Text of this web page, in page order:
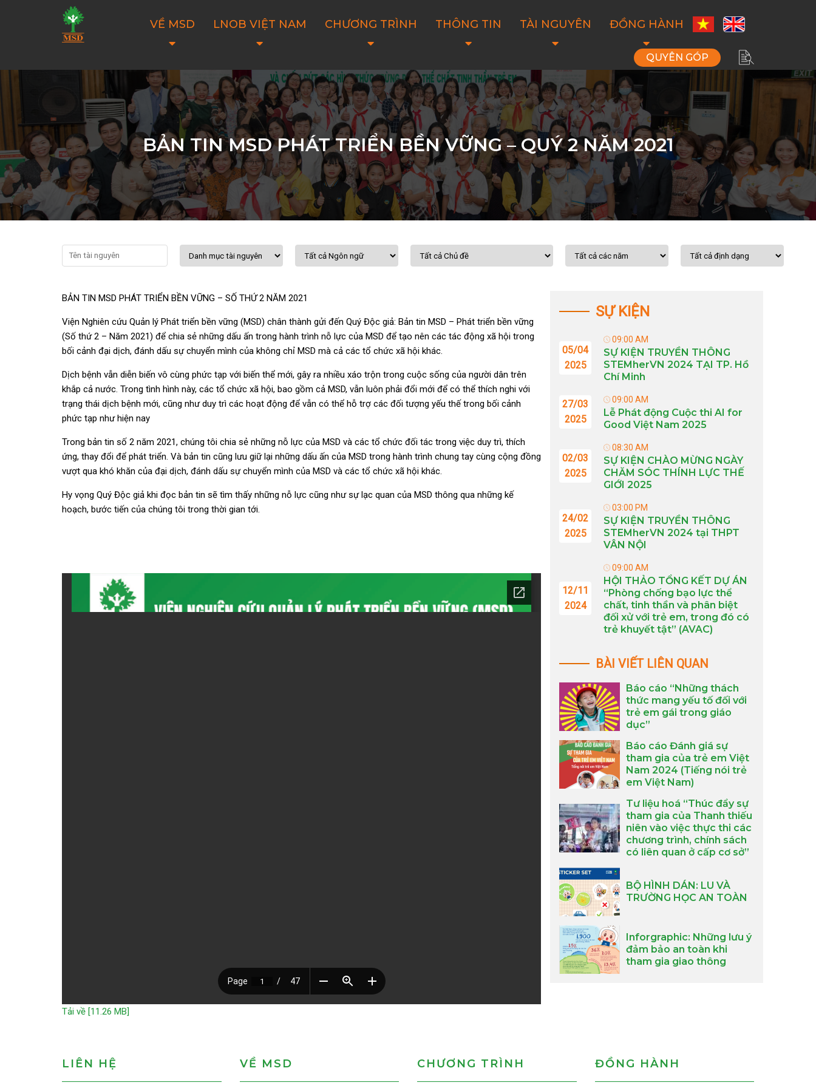
VỀ MSD LNOB VIỆT NAM CHƯƠNG TRÌNH THÔNG TIN TÀI NGUYÊN ĐỒNG HÀNH
QUYÊN GÓP
BẢN TIN MSD PHÁT TRIỂN BỀN VỮNG – QUÝ 2 NĂM 2021
BẢN TIN MSD PHÁT TRIỂN BỀN VỮNG – SỐ THỨ 2 NĂM 2021
Viện Nghiên cứu Quản lý Phát triển bền vững (MSD) chân thành gửi đến Quý Độc giả: Bản tin MSD – Phát triển bền vững
(Số thứ 2 – Năm 2021) để chia sẻ những dấu ấn trong hành trình nỗ lực của MSD để tạo nên các tác động xã hội trong
bối cảnh đại dịch, đánh dấu sự chuyển mình của không chỉ MSD mà cả các tổ chức xã hội khác.
Dịch bệnh vẫn diễn biến vô cùng phức tạp với biến thể mới, gây ra nhiều xáo trộn trong cuộc sống của người dân trên
khắp cả nước. Trong tình hình này, các tổ chức xã hội, bao gồm cả MSD, vẫn luôn phải đổi mới để có thể thích nghi với
trạng thái dịch bệnh mới, cũng như duy trì các hoạt động để vẫn có thể hỗ trợ các đối tượng yếu thế trong bối cảnh
phức tạp như hiện nay
Trong bản tin số 2 năm 2021, chúng tôi chia sẻ những nỗ lực của MSD và các tổ chức đối tác trong việc duy trì, thích
ứng, thay đổi để phát triển. Và bản tin cũng lưu giữ lại những dấu ấn của MSD trong hành trình chung tay cùng cộng đồng
vượt qua khó khăn của đại dịch, đánh dấu sự chuyển mình của MSD và các tổ chức xã hội khác.
Hy vọng Quý Độc giả khi đọc bản tin sẽ tìm thấy những nỗ lực cũng như sự lạc quan của MSD thông qua những kế
hoạch, bước tiến của chúng tôi trong thời gian tới.
Tải về [11.26 MB]
SỰ KIỆN
05/04
2025
09:00 AM
SỰ KIỆN TRUYỀN THÔNG
STEMherVN 2024 TẠI TP. Hồ
Chí Minh
27/03
2025
09:00 AM
Lễ Phát động Cuộc thi AI for
Good Việt Nam 2025
02/03
2025
08:30 AM
SỰ KIỆN CHÀO MỪNG NGÀY
CHĂM SÓC THÍNH LỰC THẾ
GIỚI 2025
24/02
2025
03:00 PM
SỰ KIỆN TRUYỀN THÔNG
STEMherVN 2024 tại THPT
VÂN NỘI
12/11
2024
09:00 AM
HỘI THẢO TỔNG KẾT DỰ ÁN
“Phòng chống bạo lực thể
chất, tinh thần và phân biệt
đối xử với trẻ em, trong đó có
trẻ khuyết tật” (AVAC)
BÀI VIẾT LIÊN QUAN
Báo cáo “Những thách
thức mang yếu tố đối với
trẻ em gái trong giáo
dục”
Báo cáo Đánh giá sự
tham gia của trẻ em Việt
Nam 2024 (Tiếng nói trẻ
em Việt Nam)
Tư liệu hoá “Thúc đẩy sự
tham gia của Thanh thiếu
niên vào việc thực thi các
chương trình, chính sách
có liên quan ở cấp cơ sở”
BỘ HÌNH DÁN: LU VÀ
TRƯỜNG HỌC AN TOÀN
Inforgraphic: Những lưu ý
đảm bảo an toàn khi
tham gia giao thông
LIÊN HỆ VỀ MSD CHƯƠNG TRÌNH ĐỒNG HÀNH